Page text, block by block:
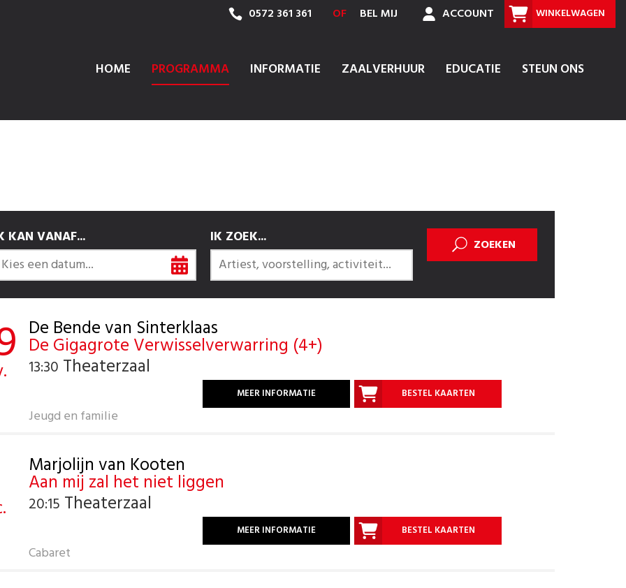
0572 361 361 OF BEL MIJ ACCOUNT WINKELWAGEN
HOME PROGRAMMA INFORMATIE ZAALVERHUUR EDUCATIE STEUN ONS
KAN VANAF... IK ZOEK... ZOEKEN
De Bende van Sinterklaas
De Gigagrote Verwisselverwarring (4+)
13:30 Theaterzaal
Jeugd en familie
MEER INFORMATIE BESTEL KAARTEN
Marjolijn van Kooten
Aan mij zal het niet liggen
20:15 Theaterzaal
Cabaret
MEER INFORMATIE BESTEL KAARTEN